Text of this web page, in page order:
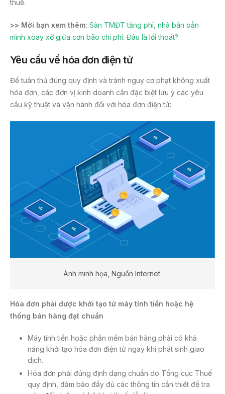
thuế.
>> Mời bạn xem thêm: Sàn TMĐT tăng phí, nhà bán oằn
mình xoay xở giữa cơn bão chi phí: Đâu là lối thoát?
Yêu cầu về hóa đơn điện tử
Để tuân thủ đúng quy định và tránh nguy cơ phạt không xuất
hóa đơn, các đơn vị kinh doanh cần đặc biệt lưu ý các yêu
cầu kỹ thuật và vận hành đối với hóa đơn điện tử:
Ảnh minh họa, Nguồn Internet.
Hóa đơn phải được khởi tạo từ máy tính tiền hoặc hệ
thống bán hàng đạt chuẩn
Máy tính tiền hoặc phần mềm bán hàng phải có khả
năng khởi tạo hóa đơn điện tử ngay khi phát sinh giao
dịch.
Hóa đơn phải đúng định dạng chuẩn do Tổng cục Thuế
quy định, đảm bảo đầy đủ các thông tin cần thiết để tra